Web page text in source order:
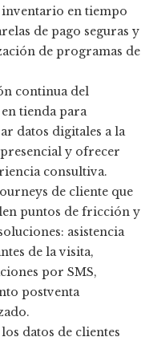
inventario en tiempo
de pago seguras y
de programas de
continua del
tienda para
datos digitales a la
y ofrecer
consultiva.
de cliente que
puntos de fricción y
asistencia
de la visita,
por SMS,
postventa
datos de clientes